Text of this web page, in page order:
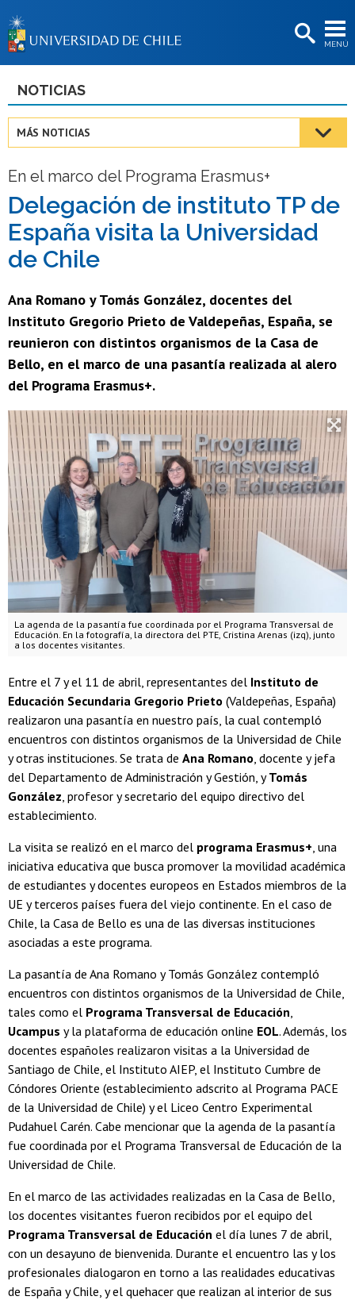
MENÚ
BIBLIOTECAS
Estudiantes
Académicas/os
Funcionarias/os
Egresadas/os
NOTICIAS
MÁS NOTICIAS
En el marco del Programa Erasmus+
Delegación de instituto TP de
España visita la Universidad
de Chile
Ana Romano y Tomás González, docentes del
Instituto Gregorio Prieto de Valdepeñas, España, se
reunieron con distintos organismos de la Casa de
Bello, en el marco de una pasantía realizada al alero
del Programa Erasmus+.
La agenda de la pasantía fue coordinada por el Programa Transversal de
Educación. En la fotografía, la directora del PTE, Cristina Arenas (izq), junto
a los docentes visitantes.
Entre el 7 y el 11 de abril, representantes del Instituto de
Educación Secundaria Gregorio Prieto (Valdepeñas, España)
realizaron una pasantía en nuestro país, la cual contempló
encuentros con distintos organismos de la Universidad de Chile
y otras instituciones. Se trata de Ana Romano , docente y jefa
del Departamento de Administración y Gestión, yTomás
González , profesor y secretario del equipo directivo del
establecimiento.
La visita se realizó en el marco del programa Erasmus+ , una
iniciativa educativa que busca promover la movilidad académica
de estudiantes y docentes europeos en Estados miembros de la
UE y terceros países fuera del viejo continente. En el caso de
Chile, la Casa de Bello es una de las diversas instituciones
asociadas a este programa.
La pasantía de Ana Romano y Tomás González contempló
encuentros con distintos organismos de la Universidad de Chile,
tales como el Programa Transversal de Educación
Ucampus y la plataforma de educación online EOL. Además, los
docentes españoles realizaron visitas a la Universidad de
Santiago de Chile, el Instituto AIEP, el Instituto Cumbre de
Cóndores Oriente (establecimiento adscrito al Programa PACE
de la Universidad de Chile) y el Liceo Centro Experimental
Pudahuel Carén. Cabe mencionar que la agenda de la pasantía
fue coordinada por el Programa Transversal de Educación de la
Universidad de Chile.
En el marco de las actividades realizadas en la Casa de Bello,
los docentes visitantes fueron recibidos por el equipo del
Programa Transversal de Educación el día lunes 7 de abril,
con un desayuno de bienvenida. Durante el encuentro las y los
profesionales dialogaron en torno a las realidades educativas
de España y Chile, y el quehacer que realizan al interior de sus